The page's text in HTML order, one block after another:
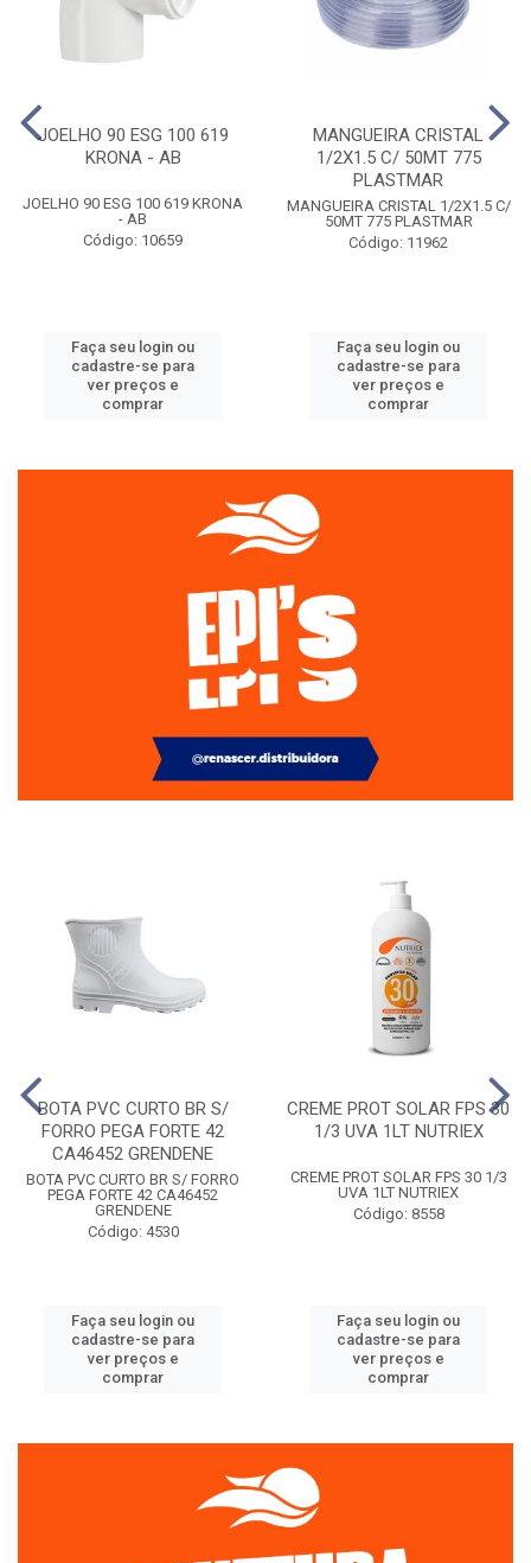
JOELHO 90 ESG 100 619
KRONA - AB
JOELHO 90 ESG 100 619 KRONA
- AB
Código: 10659
Faça seu login ou
cadastre-se para
ver preços e
comprar
MANGUEIRA CRISTAL
1/2X1.5 C/ 50MT 775
PLASTMAR
MANGUEIRA CRISTAL 1/2X1.5 C/
50MT 775 PLASTMAR
Código: 11962
Faça seu login ou
cadastre-se para
ver preços e
comprar
BOTA PVC CURTO BR S/
FORRO PEGA FORTE 42
CA46452 GRENDENE
BOTA PVC CURTO BR S/ FORRO
PEGA FORTE 42 CA46452
GRENDENE
Código: 4530
Faça seu login ou
cadastre-se para
ver preços e
comprar
CREME PROT SOLAR FPS 30
1/3 UVA 1LT NUTRIEX
CREME PROT SOLAR FPS 30 1/3
UVA 1LT NUTRIEX
Código: 8558
Faça seu login ou
cadastre-se para
ver preços e
comprar